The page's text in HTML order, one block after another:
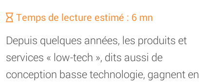
Temps de lecture estimé : 6 mn
Depuis quelques années, les produits et
services « low-tech », dits aussi de
conception basse technologie, gagnent en